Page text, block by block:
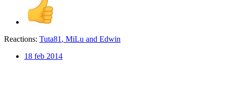
Reactions: Tuta81 , MiLu and Edwin
18 feb 2014